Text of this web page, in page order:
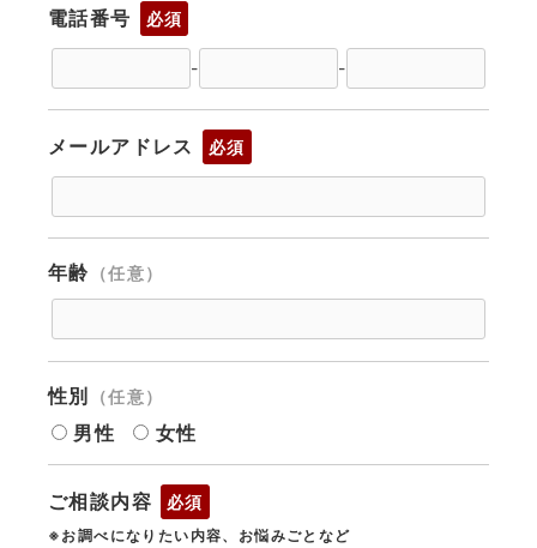
電話番号 必須
- -
メールアドレス 必須
年齢 （任意）
性別 （任意）
男性 女性
ご相談内容 必須
※お調べになりたい内容、お悩みごとなど